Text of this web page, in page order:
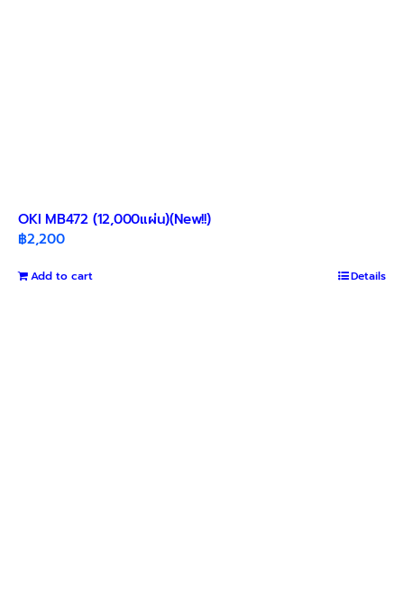
OKI MB472 (12,000แผ่น)(New!!)
฿2,200
Add to cart Details